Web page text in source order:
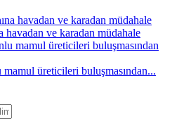
havadan ve karadan müdahale
mamul üreticileri buluşmasından...